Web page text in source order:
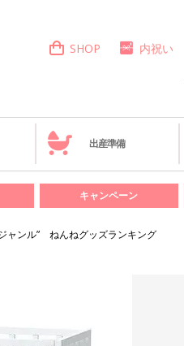
SHOP 内祝い
出産準備
キャンペーン
ャンル” ねんねグッズランキング